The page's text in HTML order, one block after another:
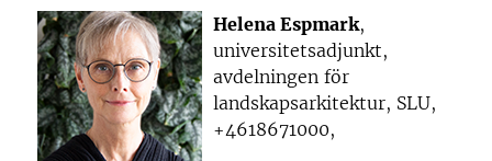
Helena Espmark,
universitetsadjunkt,
avdelningen för
landskapsarkitektur, SLU,
+4618671000,